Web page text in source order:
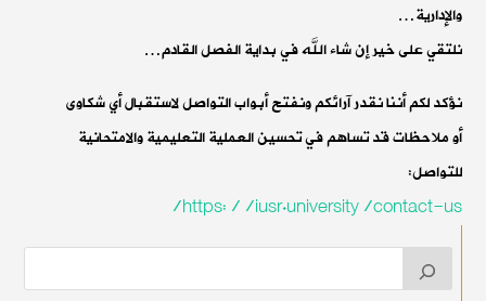
والإدارية…
نلتقي على خير إن شاء الله في بداية الفصل القادم…
نؤكد لكم أننا نقدر آرائكم ونفتح أبواب التواصل لاستقبال أي شكاوى
أو ملاحظات قد تساهم في تحسين العملية التعليمية والامتحانية
للتواصل:
https://iusr.university/contact-us/